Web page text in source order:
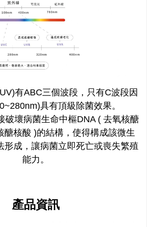
有ABC三個波段，只有C波段因
具有頂級除菌效果。
破壞病菌生命中樞DNA ( 去氧核醣
醣核酸 )的結構，使得構成該微生
形成，讓病菌立即死亡或喪失繁殖
能力。
產品資訊